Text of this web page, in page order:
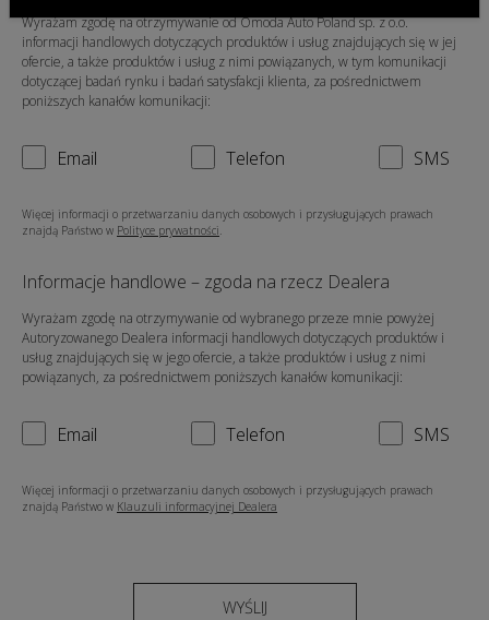
Wyrażam zgodę na otrzymywanie od Omoda Auto Poland sp. z o.o.
informacji handlowych dotyczących produktów i usług znajdujących się w jej
ofercie, a także produktów i usług z nimi powiązanych, w tym komunikacji
dotyczącej badań rynku i badań satysfakcji klienta, za pośrednictwem
poniższych kanałów komunikacji:
Email Telefon SMS
Więcej informacji o przetwarzaniu danych osobowych i przysługujących prawach
znajdą Państwo w Polityce prywatności.
Informacje handlowe – zgoda na rzecz Dealera
Wyrażam zgodę na otrzymywanie od wybranego przeze mnie powyżej
Autoryzowanego Dealera informacji handlowych dotyczących produktów i
usług znajdujących się w jego ofercie, a także produktów i usług z nimi
powiązanych, za pośrednictwem poniższych kanałów komunikacji:
Email Telefon SMS
Więcej informacji o przetwarzaniu danych osobowych i przysługujących prawach
znajdą Państwo w Klauzuli informacyjnej Dealera
WYŚLIJ